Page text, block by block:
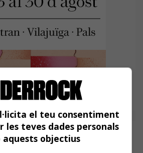
el teu consentiment
teves dades personals
aquests objectius